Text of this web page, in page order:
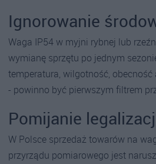
Ignorowanie
Waga IP54 w myjni rybnej lub
wymianę sprzętu po jednym
temperatura, wilgotność,
- powinno być pierwszym filtrem
Pomijanie
W Polsce sprzedaż towarów na
przyrządu pomiarowego jest